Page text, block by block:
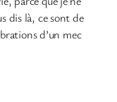
dis là, ce sont de
d’un mec